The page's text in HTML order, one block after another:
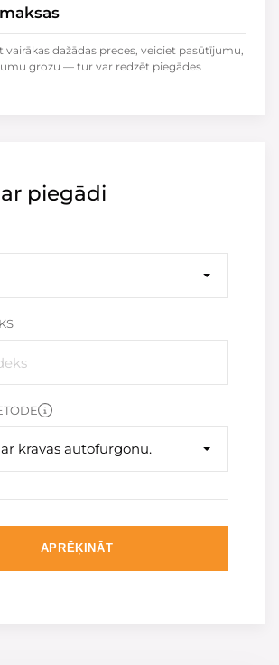
piegādi
kravas autofurgonu.
APRĒĶINĀT
vairākas dažādas preces, veiciet pasūtījumu,
grozu — tur var redzēt piegādes